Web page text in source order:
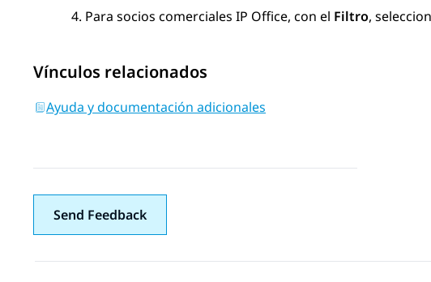
Para socios comerciales IP Office, con el Filtro,
Vínculos relacionados
Ayuda y documentación adicionales
Send Feedback